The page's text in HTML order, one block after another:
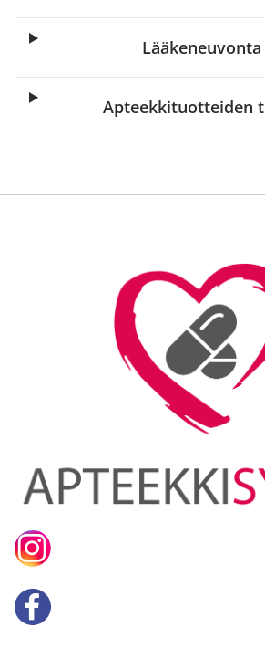
Lääkeneuvonta
Apteekkituotteiden